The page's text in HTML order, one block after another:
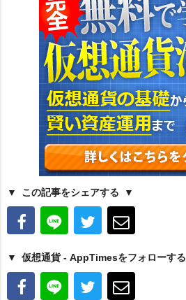
この記事をシェアする
仮想通貨 - AppTimesをフォローする